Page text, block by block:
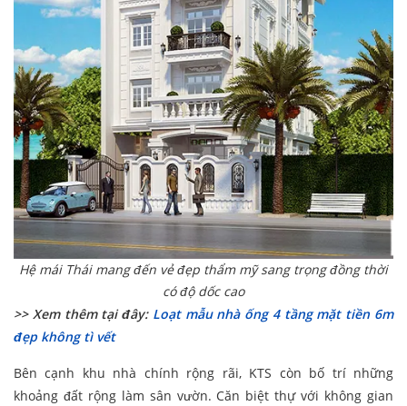
Hệ mái Thái mang đến vẻ đẹp thẩm mỹ sang trọng đồng thời
có độ dốc cao
>> Xem thêm tại đây: Loạt mẫu nhà ống 4 tầng mặt tiền 6m
đẹp không tì vết
Bên cạnh khu nhà chính rộng rãi, KTS còn bố trí những
khoảng đất rộng làm sân vườn. Căn biệt thự với không gian